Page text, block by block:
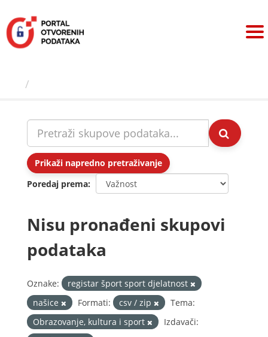
sadržaj
Prikaži napredno pretraživanje
Poredaj prema
Nisu pronađeni skupovi
podataka
Oznake:
registar šport sport djelatnost
našice
Formati: csv / zip
Tema:
Obrazovanje, kultura i sport
Izdavači: